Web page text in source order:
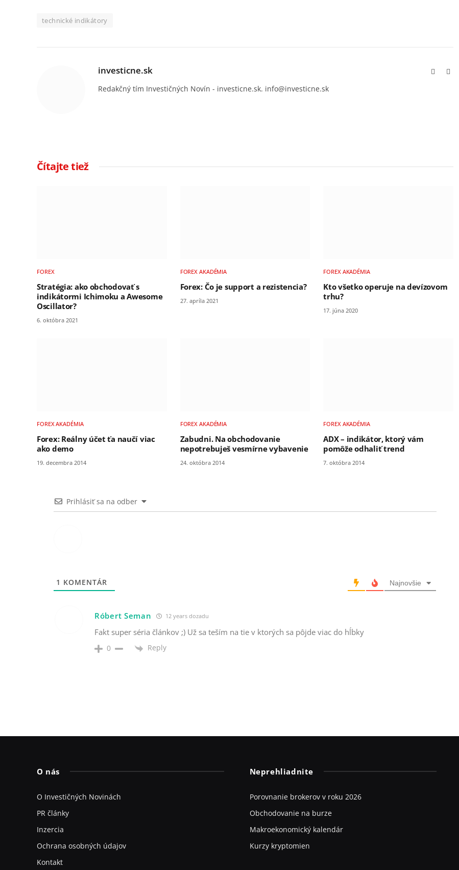
technické indikátory
investicne.sk Facebook
Redakčný tím Investičných Novín - investicne.sk. info@investicne.sk
Čítajte tiež
FOREX
Stratégia: ako obchodovať s
indikátormi Ichimoku a Awesome
Oscillator?
6. októbra 2021
FOREX AKADÉMIA
Forex: Čo je support a rezistencia?
27. apríla 2021
FOREX AKADÉMIA
Kto všetko operuje na devízovom
trhu?
17. júna 2020
FOREX AKADÉMIA
Forex: Reálny účet ťa naučí viac
ako demo
19. decembra 2014
FOREX AKADÉMIA
Zabudni. Na obchodovanie
nepotrebuješ vesmírne vybavenie
24. októbra 2014
FOREX AKADÉMIA
ADX – indikátor, ktorý vám
pomôže odhaliť trend
7. októbra 2014
Prihlásiť sa na odber
1 KOMENTÁR Najnovšie
Róbert Seman 12 years dozadu
Fakt super séria článkov ;) Už sa teším na tie v ktorých sa pôjde viac do hĺbky
0 Reply
O nás
O Investičných Novinách
PR články
Inzercia
Ochrana osobných údajov
Kontakt
Neprehliadnite
Porovnanie brokerov v roku 2026
Obchodovanie na burze
Makroekonomický kalendár
Kurzy kryptomien